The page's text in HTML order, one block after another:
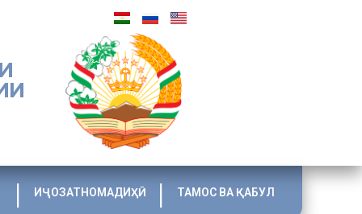
ИҶОЗАТНОМАДИҲӢ ТАМОС ВА ҚАБУЛ